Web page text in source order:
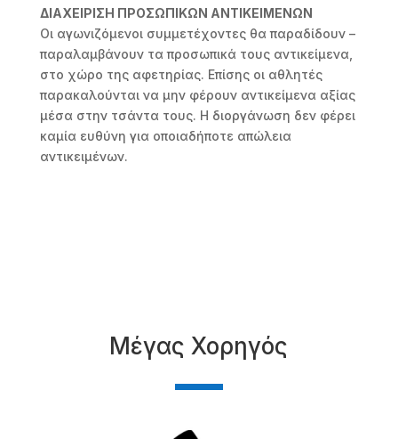
ΔΙΑΧΕΙΡΙΣΗ ΠΡΟΣΩΠΙΚΩΝ ΑΝΤΙΚΕΙΜΕΝΩΝ
Οι αγωνιζόμενοι συμμετέχοντες θα παραδίδουν –
παραλαμβάνουν τα προσωπικά τους αντικείμενα,
στο χώρο της αφετηρίας. Επίσης οι αθλητές
παρακαλούνται να μην φέρουν αντικείμενα αξίας
μέσα στην τσάντα τους. Η διοργάνωση δεν φέρει
καμία ευθύνη για οποιαδήποτε απώλεια
αντικειμένων.
Μέγας Χορηγός